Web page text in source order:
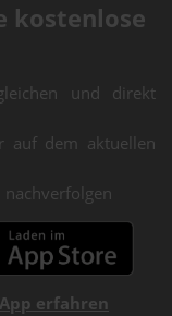
kostenlose
und direkt
auf dem aktuellen
erfahren